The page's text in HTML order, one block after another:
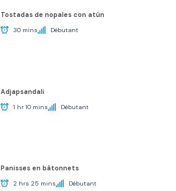
Tostadas de nopales con atún
30 mins Débutant
Adjapsandali
1 hr 10 mins Débutant
Panisses en bâtonnets
2 hrs 25 mins Débutant